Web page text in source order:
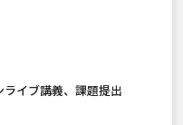
イブ講義、課題提出